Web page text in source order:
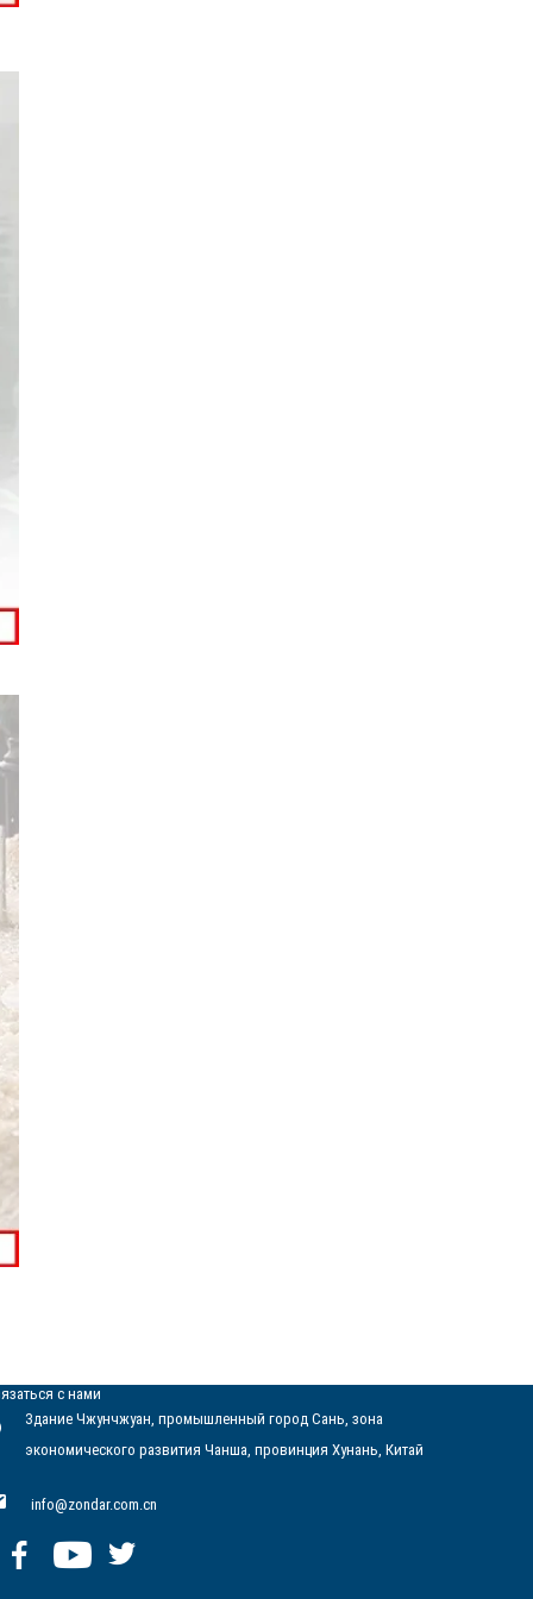
с нами
Здание Чжунчжуан, промышленный город Сань, зона
экономического развития Чанша, провинция Хунань, Китай
info@zondar.com.cn